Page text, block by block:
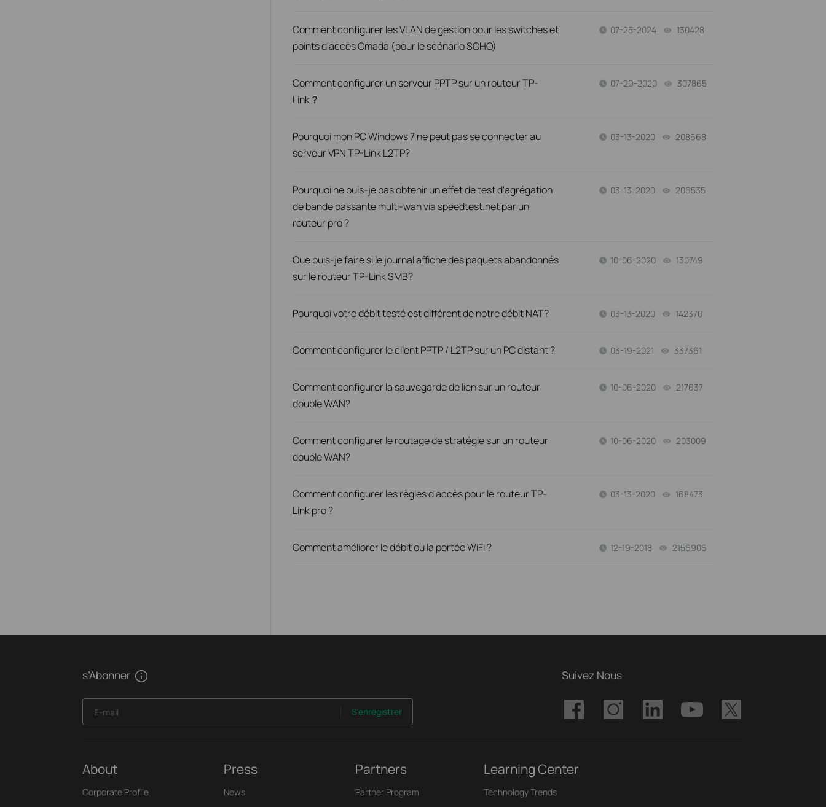
Comment configurer les VLAN de gestion pour les switches et
points d'accès Omada (pour le scénario SOHO)
07-25-2024 130428
Comment configurer un serveur PPTP sur un routeur TP-
Link？
07-29-2020 307865
Pourquoi mon PC Windows 7 ne peut pas se connecter au
serveur VPN TP-Link L2TP?
03-13-2020 208668
Pourquoi ne puis-je pas obtenir un effet de test d'agrégation
de bande passante multi-wan via speedtest.net par un
routeur pro ?
03-13-2020 206535
Que puis-je faire si le journal affiche des paquets abandonnés
sur le routeur TP-Link SMB?
10-06-2020 130749
Pourquoi votre débit testé est différent de notre débit NAT? 03-13-2020 142370
Comment configurer le client PPTP / L2TP sur un PC distant ? 03-19-2021 337361
Comment configurer la sauvegarde de lien sur un routeur
double WAN?
10-06-2020 217637
Comment configurer le routage de stratégie sur un routeur
double WAN?
10-06-2020 203009
Comment configurer les règles d'accès pour le routeur TP-
Link pro ?
03-13-2020 168473
Comment améliorer le débit ou la portée WiFi ? 12-19-2018 2156906
s’Abonner
E-mail S'enregistrer
Suivez Nous
About
Corporate Profile
Press
News
Partners
Partner Program
Learning Center
Technology Trends